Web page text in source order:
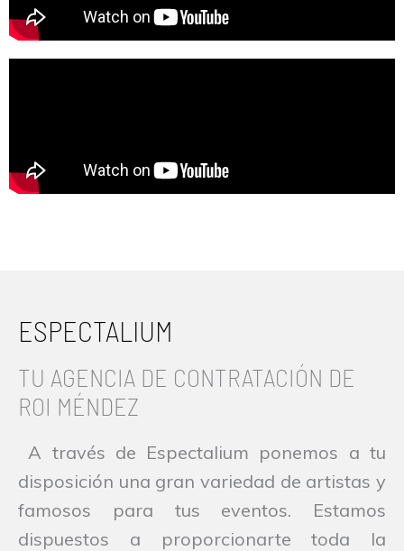
ESPECTALIUM
TU AGENCIA DE CONTRATACIÓN DE
ROI MÉNDEZ
A través de Espectalium ponemos a tu
disposición una gran variedad de artistas y
famosos para tus eventos. Estamos
dispuestos a proporcionarte toda la